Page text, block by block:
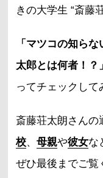
きの大学生 “斎藤
「マツコの知ら
太郎とは何者！？」
ってチェックして
斎藤荘太朗さんの
校、 母親や彼女な
ぜひ最後までご覧